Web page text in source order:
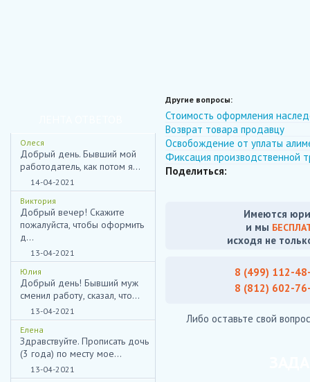
Олеся
Добрый день. Бывший мой
работодатель, как потом я...
14-04-2021
Виктория
Добрый вечер! Скажите
пожалуйста, чтобы оформить
д...
13-04-2021
Юлия
Добрый день! Бывший муж
сменил работу, сказал, что...
13-04-2021
Елена
Здравствуйте. Прописать дочь
(3 года) по месту мое...
13-04-2021
Другие вопросы:
Стоимость оформления
Возврат товара продавцу
Освобождение от уплаты
Фиксация производственной
Поделиться:
Имеются
и мы
исходя не
8 (499) 112-
8 (812) 602-
Либо оставьте свой